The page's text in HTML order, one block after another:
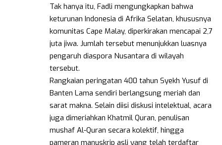
Tak hanya itu, Fadli mengungkapkan bahwa
keturunan Indonesia di Afrika Selatan, khususnya
komunitas Cape Malay, diperkirakan mencapai 2,7
juta jiwa. Jumlah tersebut menunjukkan luasnya
pengaruh diaspora Nusantara di wilayah
tersebut.
Rangkaian peringatan 400 tahun Syekh Yusuf di
Banten Lama sendiri berlangsung meriah dan
sarat makna. Selain diisi diskusi intelektual, acara
juga dimeriahkan Khatmil Quran, penulisan
mushaf Al-Quran secara kolektif, hingga
pameran manuskrip asli yang telah terdaftar